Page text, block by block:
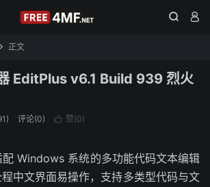
 
正文
EditPlus v6.1 Build 939 烈火
评论(0)  赞(0)
Windows 系统的多功能代码文本编辑
中文界面易操作，支持多类型代码与文